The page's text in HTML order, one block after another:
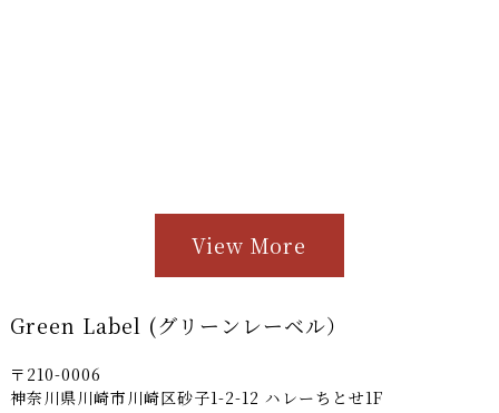
View More
Green Label (グリーンレーベル）
〒210-0006
神奈川県川崎市川崎区砂子1-2-12 ハレーちとせ1F